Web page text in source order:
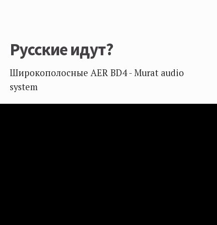
Русские идут?
Широкополосные AER BD4 - Murat audio
system